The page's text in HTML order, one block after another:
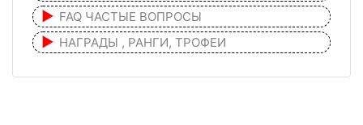
FAQ ЧАСТЫЕ ВОПРОСЫ
НАГРАДЫ , РАНГИ, ТРОФЕИ